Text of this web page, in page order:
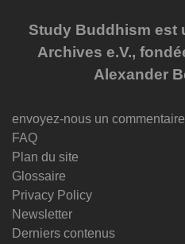
Study Buddhism est
Archives e.V.,
Alexander
envoyez-nous un commentaire
FAQ
Plan du site
Glossaire
Privacy Policy
Newsletter
Derniers contenus